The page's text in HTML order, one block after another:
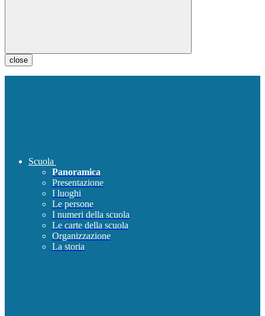
close
Scuola
Panoramica
Presentazione
I luoghi
Le persone
I numeri della scuola
Le carte della scuola
Organizzazione
La storia